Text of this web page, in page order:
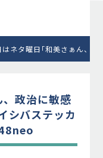
はネタ曜日｢和美さぁん、
政治に敏感
シバステッカ